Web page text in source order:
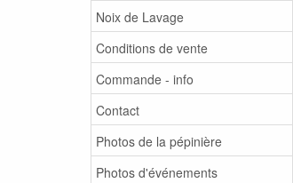
Noix de Lavage
Conditions de vente
Commande - info
Contact
Photos de la pépinière
Photos d'événements